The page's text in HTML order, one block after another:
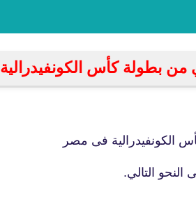
بطولة كأس الكونفيدرالية 2020
الكونفيدرالية فى مصر
التالي.